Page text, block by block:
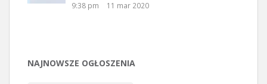
9:38 pm 11 mar 2020
NAJNOWSZE OGŁOSZENIA